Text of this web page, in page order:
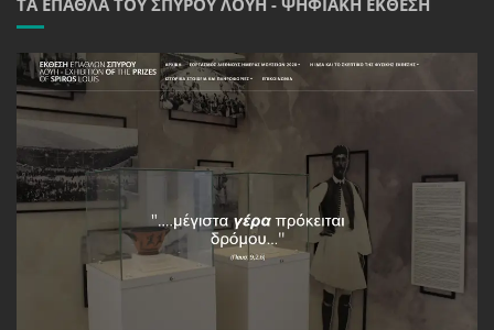
ΤΑ ΈΠΑΘΛΑ ΤΟΥ ΣΠΎΡΟΥ ΛΟΎΗ - ΨΗΦΙΑΚΉ ΈΚΘΕΣΗ